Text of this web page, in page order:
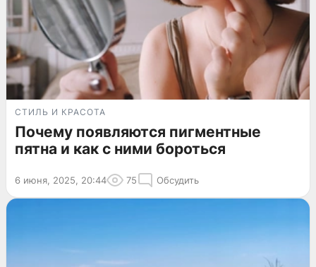
СТИЛЬ И КРАСОТА
Почему появляются пигментные
пятна и как с ними бороться
6 июня, 2025, 20:44 75 Обсудить